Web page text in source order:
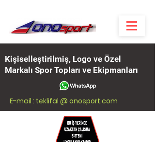
Kişiselleştirilmiş, Logo ve Özel
Markalı Spor Topları ve Ekipmanları
E-mail : teklifal @ onosport.com